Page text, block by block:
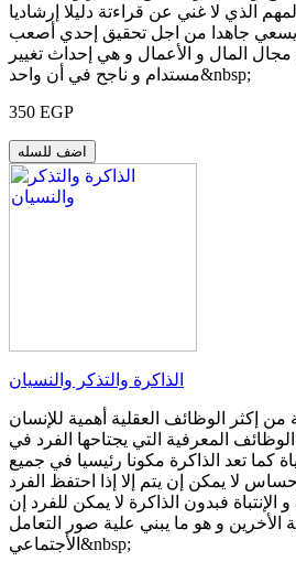
الذي لا غني عن قراءتة دليلا إرشاديا
يسعي جاهدا من اجل تحقيق إحدي أصعب
مجال المال و الأعمال و هي إحداث تغيير
مستدام و ناجح في أن واحد&nbsp;
350 EGP
اضف للسله
الذاكرة والتذكر والنسيان
من إكثر الوظائف العقلية أهمية للإنسان
المعرفية التي يجتاحها الفرد في
كما تعد الذاكرة مكونا رئيسيا في جميع
لا يمكن إن يتم إلا إذا احتفظ الفرد
الإنتباة فبدون الذاكرة لا يمكن للفرد إن
الأخرين و هو ما يبني علية صور التعامل
الأجتماعي&nbsp;